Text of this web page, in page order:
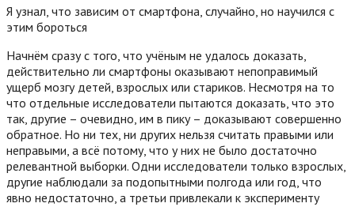
Я узнал, что зависим от смартфона, случайно, но научился с
этим бороться
Начнём сразу с того, что учёным не удалось доказать,
действительно ли смартфоны оказывают непоправимый
ущерб мозгу детей, взрослых или стариков. Несмотря на то
что отдельные исследователи пытаются доказать, что это
так, другие – очевидно, им в пику – доказывают совершенно
обратное. Но ни тех, ни других нельзя считать правыми или
неправыми, а всё потому, что у них не было достаточно
релевантной выборки. Одни исследователи только взрослых,
другие наблюдали за подопытными полгода или год, что
явно недостаточно, а третьи привлекали к эксперименту